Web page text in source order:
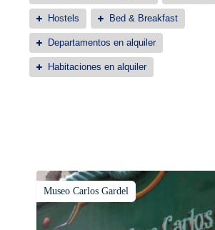
Hostels Bed & Breakfast
Departamentos en alquiler
Habitaciones en alquiler
Museo Carlos Gardel